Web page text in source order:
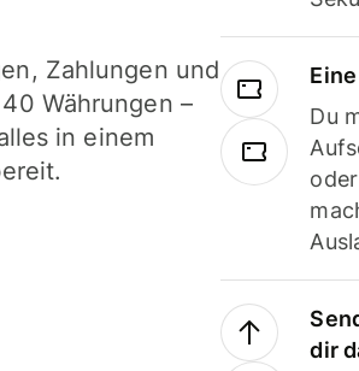
Zahlungen und
Währungen –
in einem
Du
dir